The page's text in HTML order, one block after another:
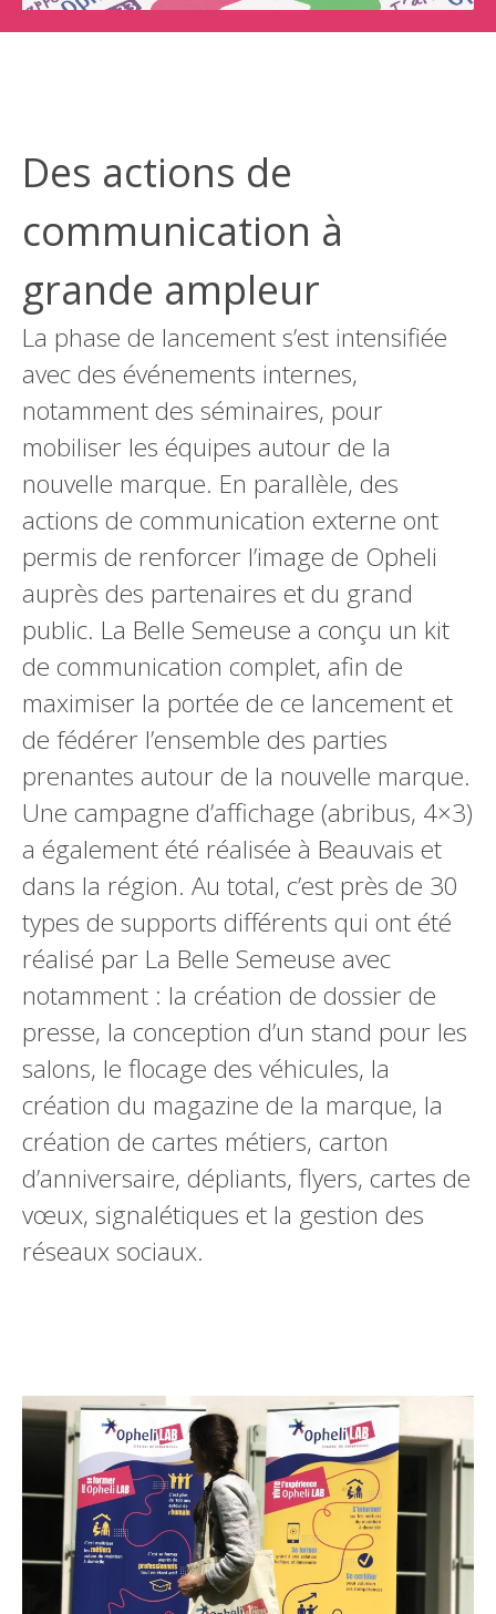
Des actions de
communication à
grande ampleur
La phase de lancement s’est intensifiée
avec des événements internes,
notamment des séminaires, pour
mobiliser les équipes autour de la
nouvelle marque. En parallèle, des
actions de communication externe ont
permis de renforcer l’image de Opheli
auprès des partenaires et du grand
public. La Belle Semeuse a conçu un kit
de communication complet, afin de
maximiser la portée de ce lancement et
de fédérer l’ensemble des parties
prenantes autour de la nouvelle marque.
Une campagne d’affichage (abribus, 4×3)
a également été réalisée à Beauvais et
dans la région. Au total, c’est près de 30
types de supports différents qui ont été
réalisé par La Belle Semeuse avec
notamment : la création de dossier de
presse, la conception d’un stand pour les
salons, le flocage des véhicules, la
création du magazine de la marque, la
création de cartes métiers, carton
d’anniversaire, dépliants, flyers, cartes de
vœux, signalétiques et la gestion des
réseaux sociaux.